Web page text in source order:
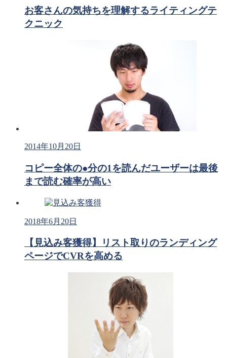
お客さんの気持ちを理解するライティングテ
クニック
2014年10月20日
コピー全体の●分の1を読んだユーザーは最後
まで読む確率が高い
2018年6月20日
【見込み客獲得】リスト取りのランディング
ページでCVRを高める